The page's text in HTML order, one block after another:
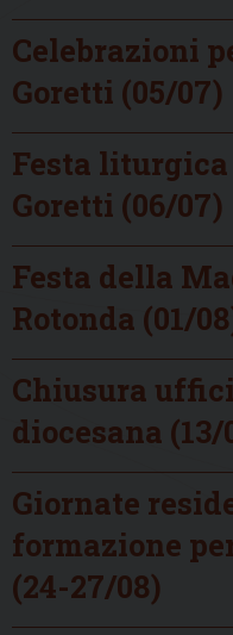
Celebrazioni
Goretti (05/07)
Festa
Goretti (06/07)
Festa della
Rotonda (01/
Chiusura
diocesana (13/
Giornate
formazione
(24-27/08)